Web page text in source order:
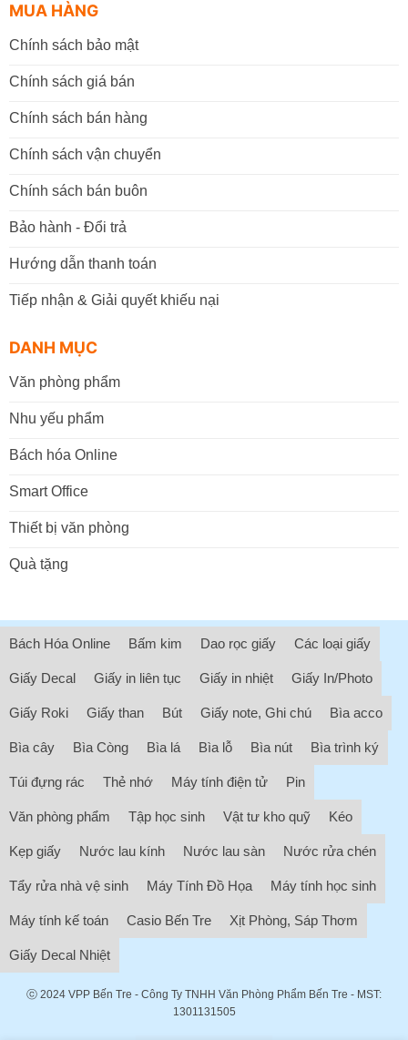
MUA HÀNG
Chính sách bảo mật
Chính sách giá bán
Chính sách bán hàng
Chính sách vận chuyển
Chính sách bán buôn
Bảo hành - Đổi trả
Hướng dẫn thanh toán
Tiếp nhận & Giải quyết khiếu nại
DANH MỤC
Văn phòng phẩm
Nhu yếu phẩm
Bách hóa Online
Smart Office
Thiết bị văn phòng
Quà tặng
Bách Hóa Online Bấm kim Dao rọc giấy Các loại giấy
Giấy Decal Giấy in liên tục Giấy in nhiệt Giấy In/Photo
Giấy Roki Giấy than Bút Giấy note, Ghi chú Bìa acco
Bìa cây Bìa Còng Bìa lá Bìa lỗ Bìa nút Bìa trình ký
Túi đựng rác Thẻ nhớ Máy tính điện tử Pin
Văn phòng phẩm Tập học sinh Vật tư kho quỹ Kéo
Kẹp giấy Nước lau kính Nước lau sàn Nước rửa chén
Tẩy rửa nhà vệ sinh Máy Tính Đồ Họa Máy tính học sinh
Máy tính kế toán Casio Bến Tre Xịt Phòng, Sáp Thơm
Giấy Decal Nhiệt
ⓒ 2024 VPP Bến Tre - Công Ty TNHH Văn Phòng Phẩm Bến Tre - MST:
1301131505